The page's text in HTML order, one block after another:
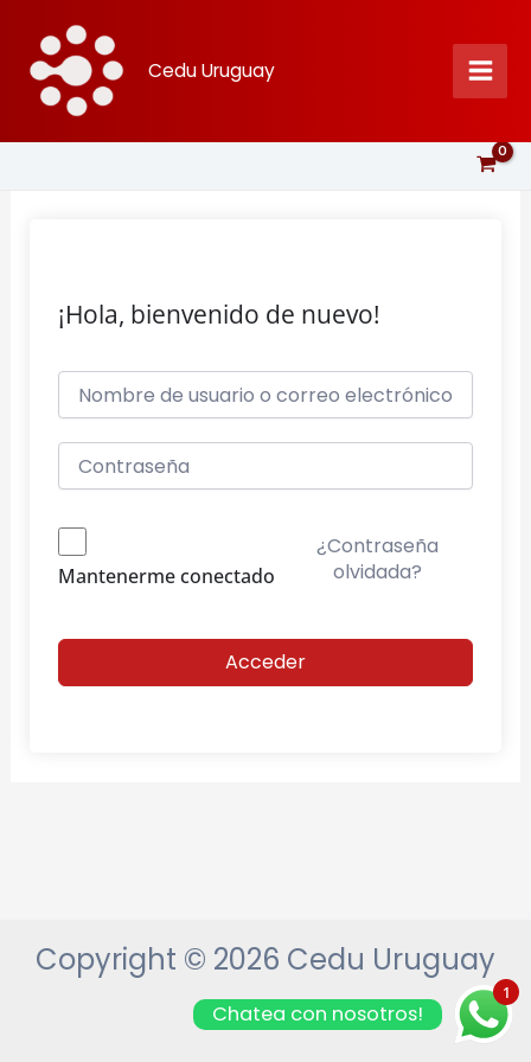
contenido
Cedu Uruguay
¡Hola, bienvenido de nuevo!
Mantenerme conectado
¿Contraseña
olvidada?
Acceder
Copyright © 2026 Cedu Uruguay
1
Chatea con nosotros!